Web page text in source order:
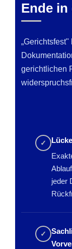
Ende in
gerichtlichen
✓
jeder
✓